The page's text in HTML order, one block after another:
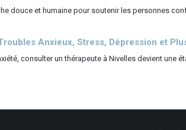
douce et humaine pour soutenir les personnes
Anxieux, Stress, Dépression et
consulter un thérapeute à Nivelles devient une